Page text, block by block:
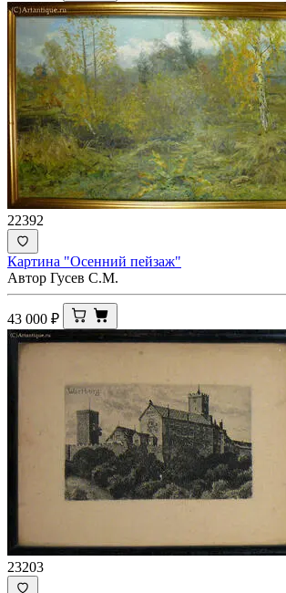
22392
Картина "Осенний пейзаж"
Автор Гусев С.М.
43 000 ₽
23203